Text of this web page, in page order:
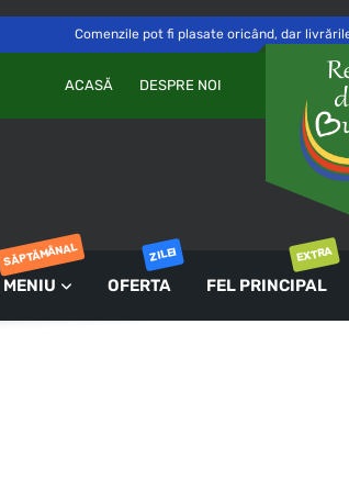
Comenzile pot fi plasate oricând, dar
ACASĂ DESPRE NOI
PAROLĂ
AUTENTIFICARE
Ai uitat parola?
MENIU
SĂPTĂMÂNAL
OFERTA
ZILEI
FEL PRINCIPAL
EXTRA